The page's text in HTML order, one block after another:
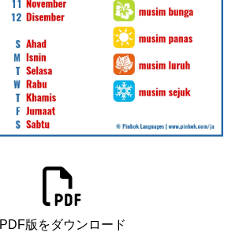
PDF版をダウンロード